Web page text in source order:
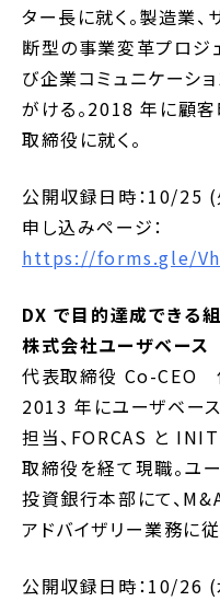
ター長に就く。製造業
断型の事業変革プロジ
び企業コミュニケーシ
がける。2018 年に顧
取締役に就く。
公開収録日時：10/25
申し込みページ：
https://forms.gle/
DX で目的達成できる
株式会社ユーザベース
代表取締役 Co-CEO
2013 年にユーザベー
担当、FORCAS と
取締役を経て現職。ユ
投資銀行本部にて、
アドバイザリー業務に従
公開収録日時：10/26